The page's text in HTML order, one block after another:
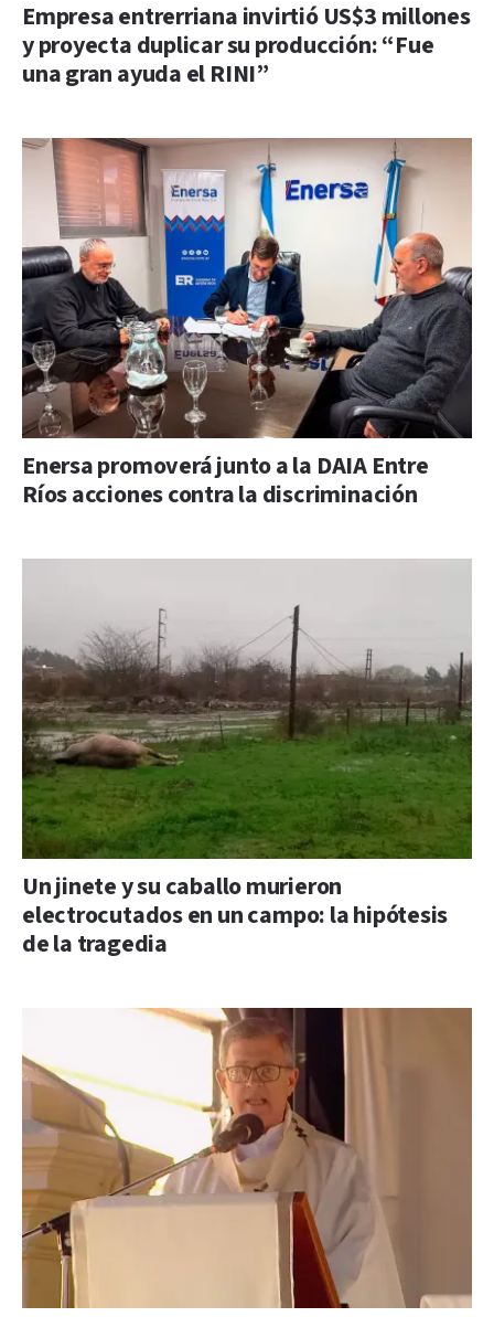
Empresa entrerriana invirtió US$3 millones
y proyecta duplicar su producción: “Fue
una gran ayuda el RINI”
Enersa promoverá junto a la DAIA Entre
Ríos acciones contra la discriminación
Un jinete y su caballo murieron
electrocutados en un campo: la hipótesis
de la tragedia